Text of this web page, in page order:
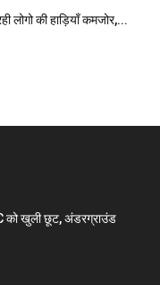
लोगो की हाड़ियाँ कमजोर,...
को खुली छूट, अंडरग्राउंड